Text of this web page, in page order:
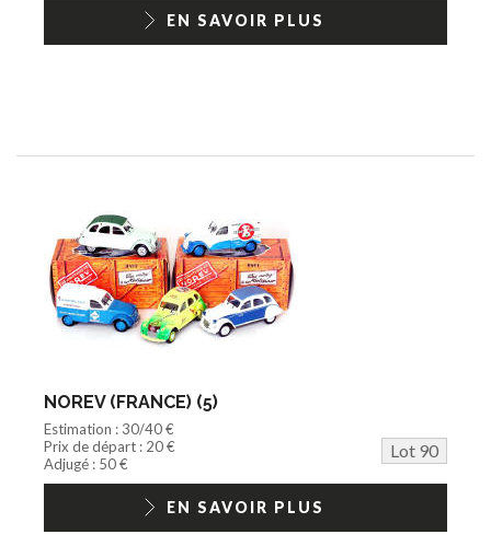
EN SAVOIR PLUS
NOREV (FRANCE) (5)
Estimation : 30/40 €
Prix de départ : 20 €
Lot 90
Adjugé : 50 €
EN SAVOIR PLUS